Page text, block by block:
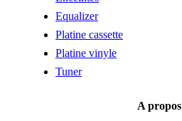
Equalizer
Platine cassette
Platine vinyle
Tuner
A propos